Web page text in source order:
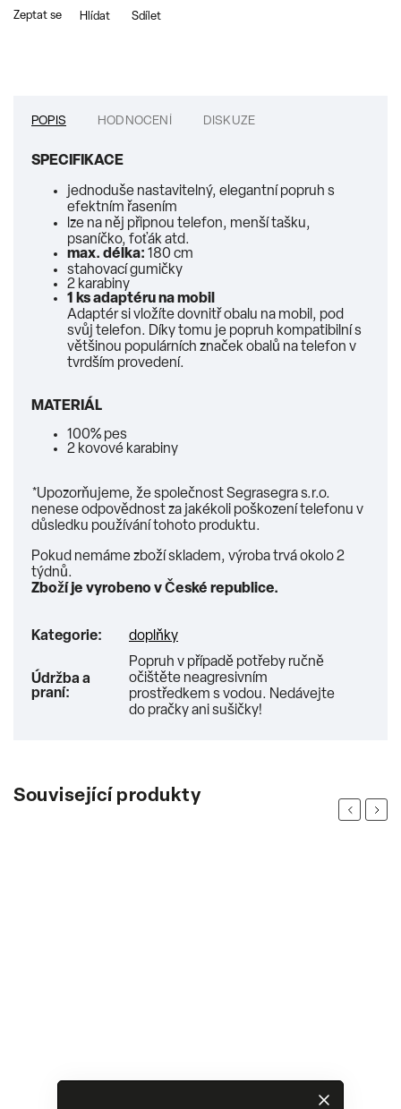
Zeptat se Hlídat Sdílet
POPIS HODNOCENÍ DISKUZE
SPECIFIKACE
jednoduše nastavitelný, elegantní popruh s
efektním řasením
lze na něj připnou telefon, menší tašku,
psaníčko, foťák atd.
max. délka: 180 cm
stahovací gumičky
2 karabiny
1 ksadaptéru na mobil
Adaptér si vložíte dovnitř obalu na mobil, pod
svůj telefon. Díky tomu je popruh kompatibilní s
většinou populárních značek obalů na telefon v
tvrdším provedení.
MATERIÁL
100% pes
2 kovové karabiny
*Upozorňujeme, že společnost Segrasegra s.r.o.
nenese odpovědnost za jakékoli poškození telefonu v
důsledku používání tohoto produktu.
Pokud nemáme zboží skladem, výroba trvá okolo 2
týdnů.
Zboží je vyrobeno v České republice.
Kategorie: doplňky
Údržba a
praní:
Popruh v případě potřeby ručně
očištěte neagresivním
prostředkem s vodou. Nedávejte
do pračky ani sušičky!
Související produkty
Previous
Next